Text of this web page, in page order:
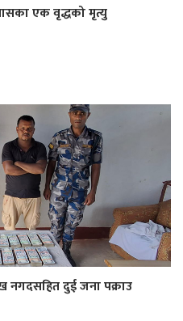
एक वृद्धको मृत्यु
नगदसहित दुई जना पक्राउ